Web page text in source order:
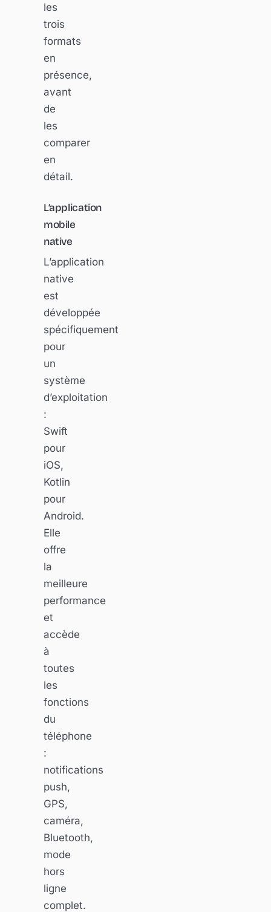
les
trois
formats
en
présence,
avant
de
les
comparer
en
détail.
L’application
mobile
native
L’application
native
est
développée
spécifiquement
pour
un
système
d’exploitation
:
Swift
pour
iOS,
Kotlin
pour
Android.
Elle
offre
la
meilleure
performance
et
accède
à
toutes
les
fonctions
du
téléphone
:
notifications
push,
GPS,
caméra,
Bluetooth,
mode
hors
ligne
complet.